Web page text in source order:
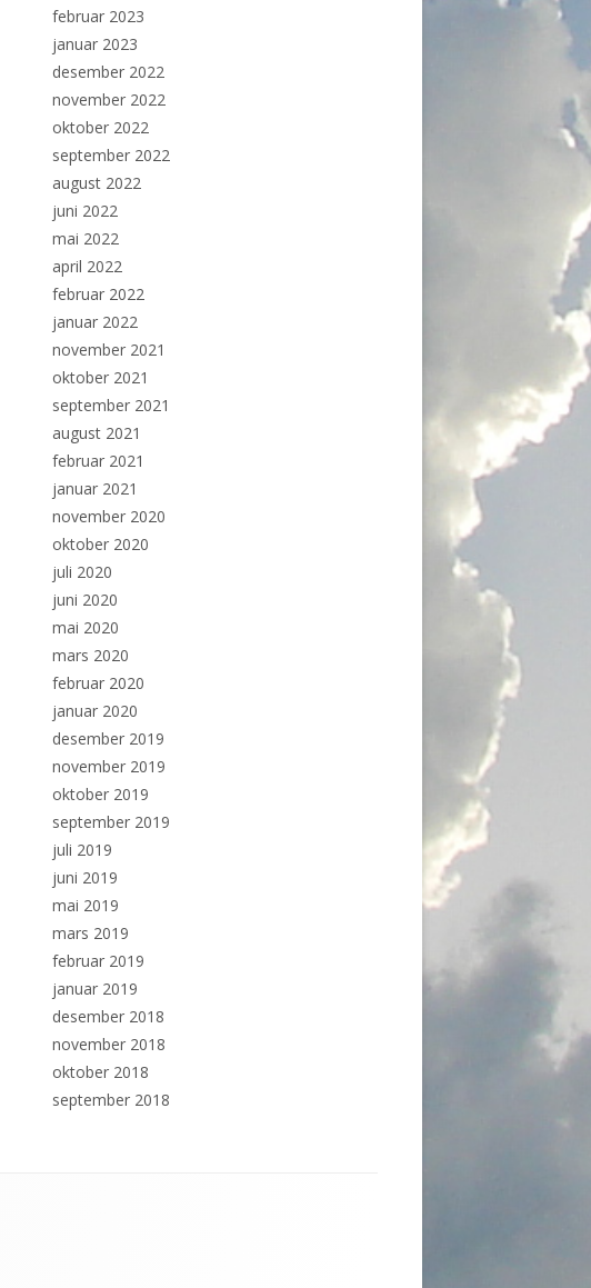
februar 2023
januar 2023
desember 2022
november 2022
oktober 2022
september 2022
august 2022
juni 2022
mai 2022
april 2022
februar 2022
januar 2022
november 2021
oktober 2021
september 2021
august 2021
februar 2021
januar 2021
november 2020
oktober 2020
juli 2020
juni 2020
mai 2020
mars 2020
februar 2020
januar 2020
desember 2019
november 2019
oktober 2019
september 2019
juli 2019
juni 2019
mai 2019
mars 2019
februar 2019
januar 2019
desember 2018
november 2018
oktober 2018
september 2018